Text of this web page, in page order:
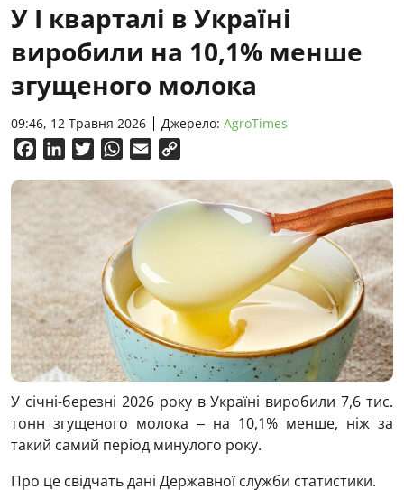
У І кварталі в Україні
виробили на 10,1% менше
згущеного молока
09:46, 12 Травня 2026 Джерело: AgroTimes
FacebookLinkedInTwitterWhatsApp
Email
У січні-березні 2026 року в Україні виробили 7,6 тис.
тонн згущеного молока ‒ на 10,1% менше, ніж за
такий самий період минулого року.
Про це свідчать дані Державної служби статистики.